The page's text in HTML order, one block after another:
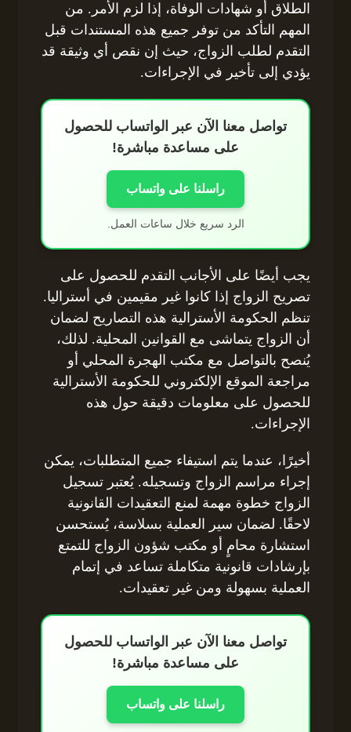
الطلاق أو شهادات الوفاة، إذا لزم الأمر. من
المهم التأكد من توفر جميع هذه المستندات قبل
التقدم لطلب الزواج، حيث إن نقص أي وثيقة قد
يؤدي إلى تأخير في الإجراءات.
تواصل معنا الآن عبر الواتساب للحصول
على مساعدة مباشرة!
راسلنا على واتساب
الرد سريع خلال ساعات العمل.
يجب أيضًا على الأجانب التقدم للحصول على
تصريح الزواج إذا كانوا غير مقيمين في أستراليا.
تنظم الحكومة الأسترالية هذه التصاريح لضمان
أن الزواج يتماشى مع القوانين المحلية. لذلك،
يُنصح بالتواصل مع مكتب الهجرة المحلي أو
مراجعة الموقع الإلكتروني للحكومة الأسترالية
للحصول على معلومات دقيقة حول هذه
الإجراءات.
أخيرًا، عندما يتم استيفاء جميع المتطلبات، يمكن
إجراء مراسم الزواج وتسجيله. يُعتبر تسجيل
الزواج خطوة مهمة لمنع التعقيدات القانونية
لاحقًا. لضمان سير العملية بسلاسة، يُستحسن
استشارة محامٍ أو مكتب شؤون الزواج للتمتع
بإرشادات قانونية متكاملة تساعد في إتمام
العملية بسهولة ومن غير تعقيدات.
تواصل معنا الآن عبر الواتساب للحصول
على مساعدة مباشرة!
راسلنا على واتساب